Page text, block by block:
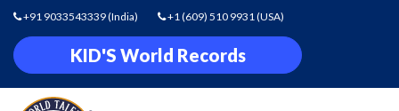
+91 9033543339(India) +1 (609) 510 9931(USA)
KID'S World Records